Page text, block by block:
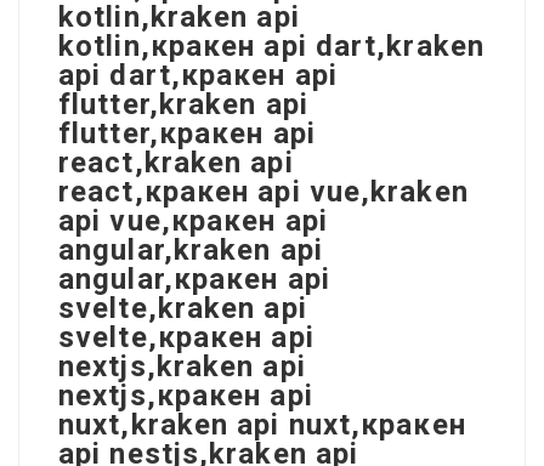
kotlin,kraken api
kotlin,кракен api dart,kraken
api dart,кракен api
flutter,kraken api
flutter,кракен api
react,kraken api
react,кракен api vue,kraken
api vue,кракен api
angular,kraken api
angular,кракен api
svelte,kraken api
svelte,кракен api
nextjs,kraken api
nextjs,кракен api
nuxt,kraken api nuxt,кракен
api nestjs,kraken api